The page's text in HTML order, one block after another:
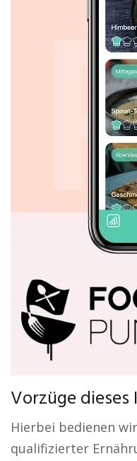
Vorzüge dieses
Hierbei bedienen
qualifizierter